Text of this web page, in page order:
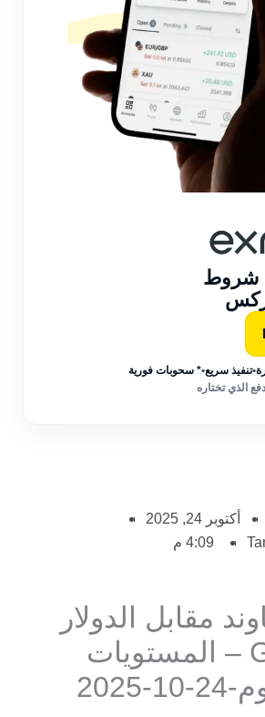
شروط
•تنفيذ سريع•* سحوبات فورية
الذي تختاره
أكتوبر 24, 2025
4:09 م
مقابل الدولار
GBPUSD – المستويات
2025